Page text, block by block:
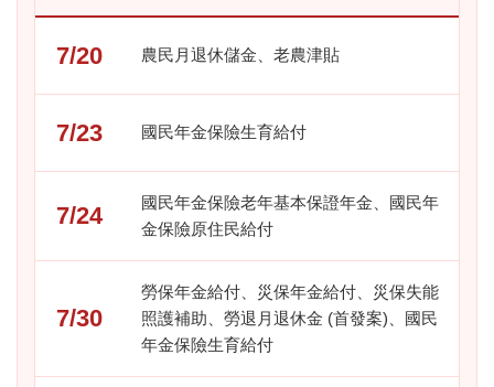
7/20 農民月退休儲金、老農津貼
7/23 國民年金保險生育給付
7/24
國民年金保險老年基本保證年金、國民年
金保險原住民給付
7/30
勞保年金給付、災保年金給付、災保失能
照護補助、勞退月退休金 (首發案)、國民
年金保險生育給付